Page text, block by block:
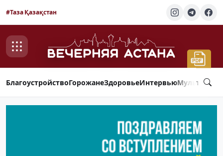
#Таза Қазақстан
БлагоустройствоГорожанеЗдоровьеИнтервью